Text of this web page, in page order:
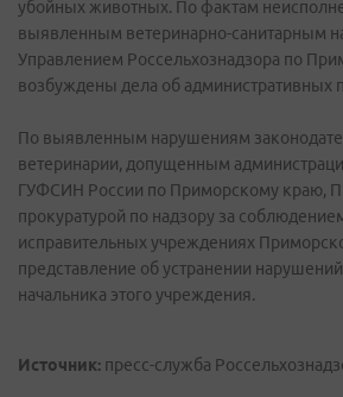
убойных животных. По фактам
выявленным ветеринарно-санитарным
Управлением Россельхознадзора по
возбуждены дела об административных
По выявленным нарушениям
ветеринарии, допущенным
ГУФСИН России по Приморскому краю,
прокуратурой по надзору за
исправительных учреждениях
представление об устранении
начальника этого учреждения.
Источник: пресс-служба